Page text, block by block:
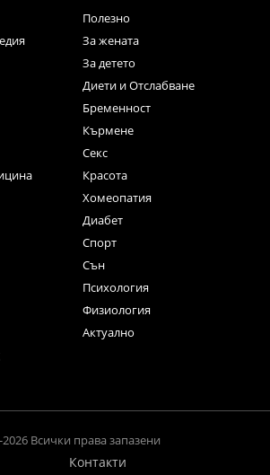
Полезно
За жената
За детето
Диети и Отслабване
Бременност
Кърмене
Секс
Красота
Хомеопатия
Диабет
Спорт
Сън
Психология
Физиология
Актуално
Всички права запазени
Контакти